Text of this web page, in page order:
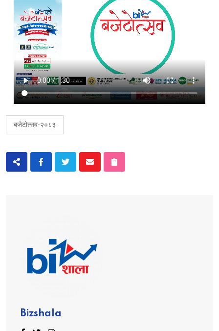
बजेटोत्सव-२०८३
Bizshala